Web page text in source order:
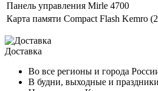
Панель управления Mirle 4700
Карта памяти Compact Flash Kemro
Доставка
Во все регионы и города
В будни, выходные и праздники